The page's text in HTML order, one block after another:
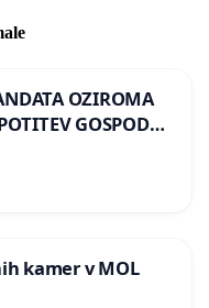
OZIROMA
GOSPODA
kamer v MOL